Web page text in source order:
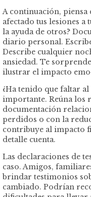
A continuación, piensa
afectado tus lesiones
la ayuda de otros?
diario personal.
Describe cualquier
ansiedad. Te
ilustrar el impacto
¿Ha tenido que faltar
importante. Reúna los
documentación
perdidos o con la
contribuye al impacto
detalle cuenta.
Las declaraciones de
caso. Amigos,
brindar testimonios
cambiado. Podrían